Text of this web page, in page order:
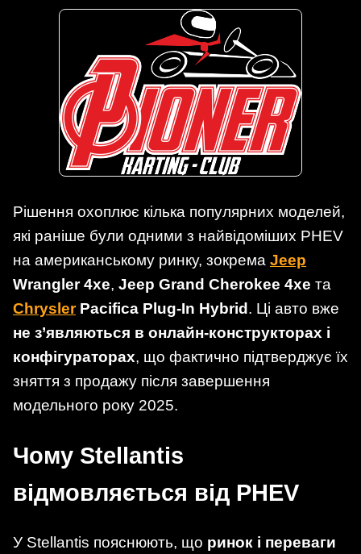
Рішення охоплює кілька популярних моделей,
які раніше були одними з найвідоміших PHEV
на американському ринку, зокрема Jeep
Wrangler 4xe, Jeep Grand Cherokee 4xe та
ChryslerPacifica Plug-In Hybrid . Ці авто вже
не з’являються в онлайн-конструкторах і
конфігураторах, що фактично підтверджує їх
зняття з продажу після завершення
модельного року 2025.
Чому Stellantis
відмовляється від PHEV
У Stellantis пояснюють, що ринок і переваги